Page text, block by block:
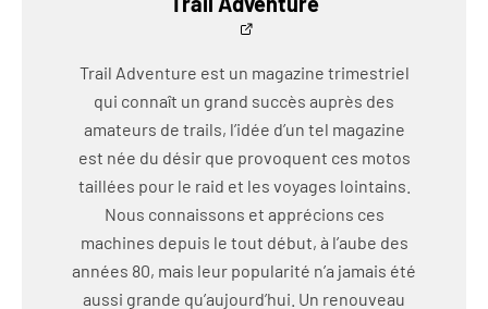
Trail Adventure est un magazine trimestriel
qui connaît un grand succès auprès des
amateurs de trails, l’idée d’un tel magazine
est née du désir que provoquent ces motos
taillées pour le raid et les voyages lointains.
Nous connaissons et apprécions ces
machines depuis le tout début, à l’aube des
années 80, mais leur popularité n’a jamais été
aussi grande qu’aujourd’hui. Un renouveau